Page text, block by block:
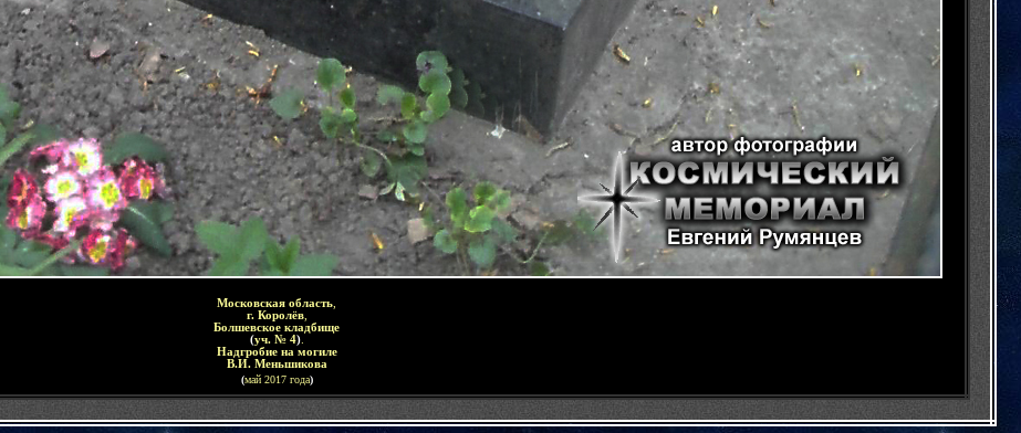
Московская область
г. Королёв,
Болшевское кладбище
(уч. № 4).
Надгробие на могиле
В.И. Меньшикова
(май 2017 года)